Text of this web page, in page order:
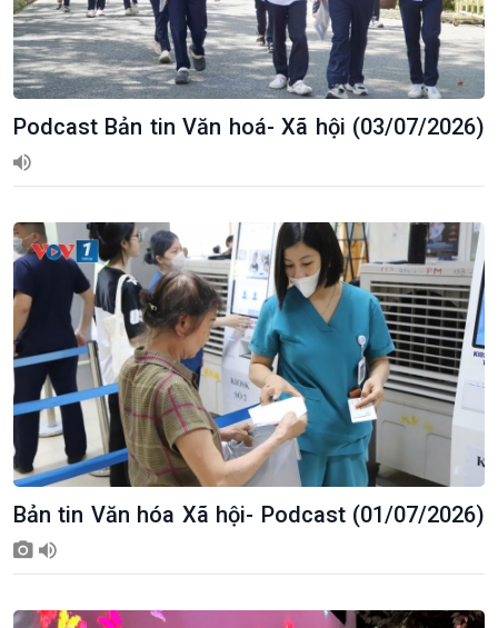
Podcast Bản tin Văn hoá- Xã hội (03/07/2026)
Bản tin Văn hóa Xã hội- Podcast (01/07/2026)